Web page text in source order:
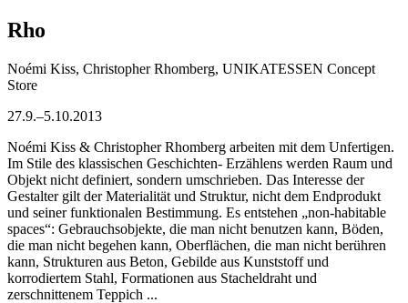
Rho
Noémi Kiss, Christopher Rhomberg, UNIKATESSEN Concept
Store
27.9.–5.10.2013
Noémi Kiss & Christopher Rhomberg arbeiten mit dem Unfertigen.
Im Stile des klassischen Geschichten- Erzählens werden Raum und
Objekt nicht definiert, sondern umschrieben. Das Interesse der
Gestalter gilt der Materialität und Struktur, nicht dem Endprodukt
und seiner funktionalen Bestimmung. Es entstehen „non-habitable
spaces“: Gebrauchsobjekte, die man nicht benutzen kann, Böden,
die man nicht begehen kann, Oberflächen, die man nicht berühren
kann, Strukturen aus Beton, Gebilde aus Kunststoff und
korrodiertem Stahl, Formationen aus Stacheldraht und
zerschnittenem Teppich ...